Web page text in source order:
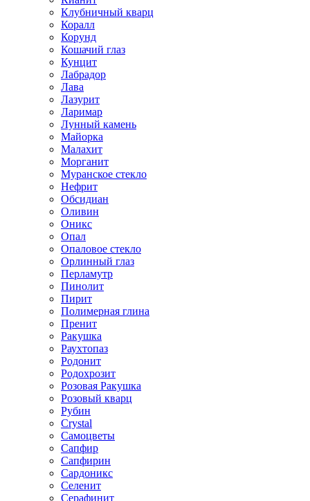
Клубничный кварц
Коралл
Корунд
Кошачий глаз
Кунцит
Лабрадор
Лава
Лазурит
Ларимар
Лунный камень
Майорка
Малахит
Морганит
Муранское стекло
Нефрит
Обсидиан
Оливин
Оникс
Опал
Опаловое стекло
Орлинный глаз
Перламутр
Пинолит
Пирит
Полимерная глина
Пренит
Ракушка
Раухтопаз
Родонит
Родохрозит
Розовая Ракушка
Розовый кварц
Рубин
Сrystal
Самоцветы
Сапфир
Сапфирин
Сардоникс
Селенит
Серафинит